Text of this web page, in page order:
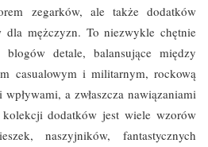
zegarków, ale także dodatków
dla mężczyzn. To niezwykle chętnie
detale, balansujące między
casualowym i militarnym, rockową
a zwłaszcza nawiązaniami
dodatków jest wiele wzorów
naszyjników, fantastycznych